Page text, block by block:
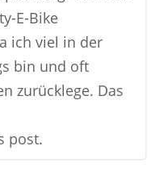
E-Bike
ich viel in der
bin und oft
zurücklege. Das
post.